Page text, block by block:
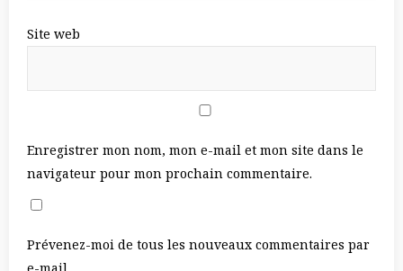
Site web
Enregistrer mon nom, mon e-mail et mon site dans le
navigateur pour mon prochain commentaire.
Prévenez-moi de tous les nouveaux commentaires par